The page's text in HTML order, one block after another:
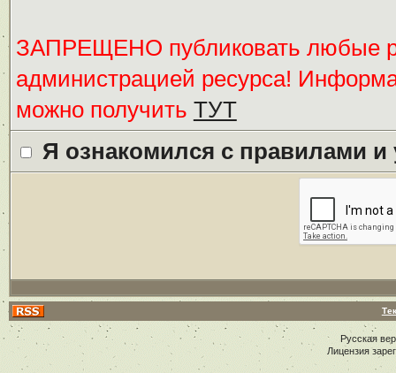
ЗАПРЕЩЕНО публиковать любые
администрацией ресурса!
можно получить ТУТ
Я ознакомился с правилами
Русская
Лицензия